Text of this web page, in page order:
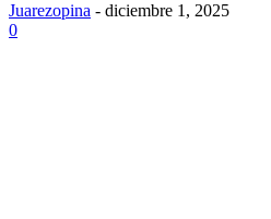
Juarezopina - diciembre 1, 2025
0